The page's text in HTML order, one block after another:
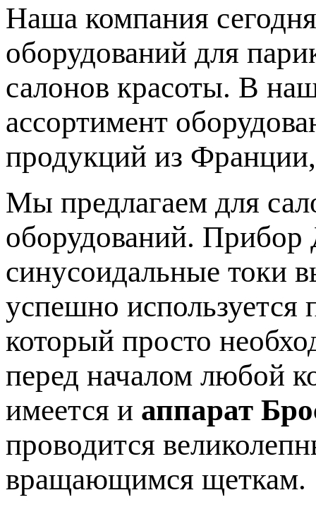
Наша компания
оборудований для
салонов красоты. В
ассортимент
продукций из
Мы предлагаем для
оборудований. Прибор
синусоидальные токи
успешно используется
который просто
перед началом любой
имеется и аппарат
проводится
вращающимся щеткам.